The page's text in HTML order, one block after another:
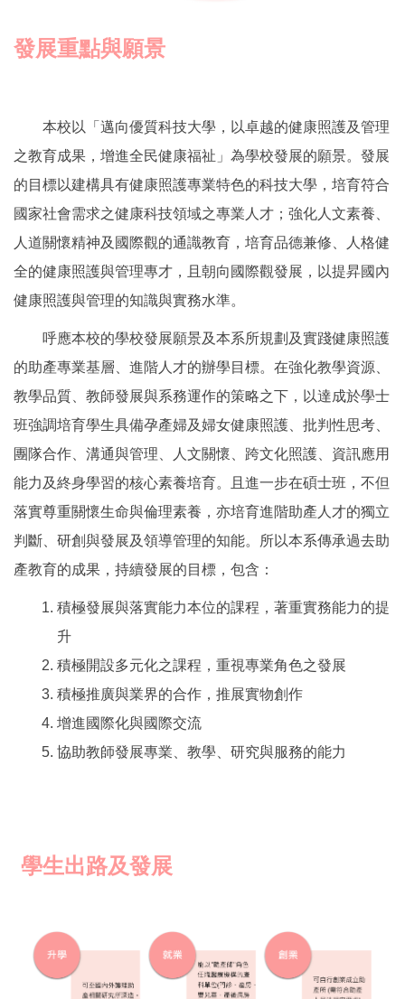
發展重點與願景
本校以「邁向優質科技大學，以卓越的健康照護及管理
之教育成果，增進全民健康福祉」為學校發展的願景。發展
的目標以建構具有健康照護專業特色的科技大學，培育符合
國家社會需求之健康科技領域之專業人才；強化人文素養、
人道關懷精神及國際觀的通識教育，培育品德兼修、人格健
全的健康照護與管理專才，且朝向國際觀發展，以提昇國內
健康照護與管理的知識與實務水準。
呼應本校的學校發展願景及本系所規劃及實踐健康照護
的助產專業基層、進階人才的辦學目標。在強化教學資源、
教學品質、教師發展與系務運作的策略之下，以達成於學士
班強調培育學生具備孕產婦及婦女健康照護、批判性思考、
團隊合作、溝通與管理、人文關懷、跨文化照護、資訊應用
能力及終身學習的核心素養培育。且進一步在碩士班，不但
落實尊重關懷生命與倫理素養，亦培育進階助產人才的獨立
判斷、研創與發展及領導管理的知能。所以本系傳承過去助
產教育的成果，持續發展的目標，包含：
積極發展與落實能力本位的課程，著重實務能力的提
升
積極開設多元化之課程，重視專業角色之發展
積極推廣與業界的合作，推展實物創作
增進國際化與國際交流
協助教師發展專業、教學、研究與服務的能力
學生出路及發展